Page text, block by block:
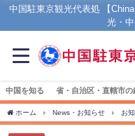
中国駐東京観光代表処 【
光・
中国を知る 省・自治区・直轄市の
ホーム News・お知らせ お